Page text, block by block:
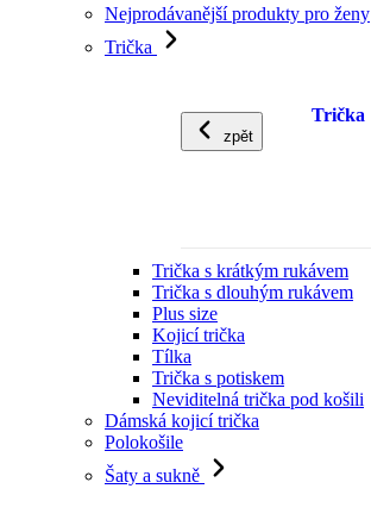
Nejprodávanější produkty pro ženy
Trička
zpět
Trička
Trička s krátkým rukávem
Trička s dlouhým rukávem
Plus size
Kojicí trička
Tílka
Trička s potiskem
Neviditelná trička pod košili
Dámská kojicí trička
Polokošile
Šaty a sukně